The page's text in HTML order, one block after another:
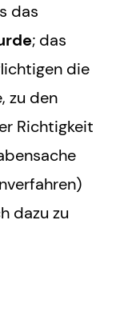
das
; das
die
zu den
Richtigkeit
dazu zu